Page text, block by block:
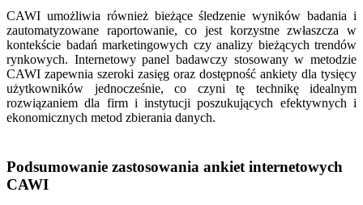
CAWI umożliwia również bieżące śledzenie wyników badania i
zautomatyzowane raportowanie, co jest korzystne zwłaszcza w
kontekście badań marketingowych czy analizy bieżących trendów
rynkowych. Internetowy panel badawczy stosowany w metodzie
CAWI zapewnia szeroki zasięg oraz dostępność ankiety dla tysięcy
użytkowników jednocześnie, co czyni tę technikę idealnym
rozwiązaniem dla firm i instytucji poszukujących efektywnych i
ekonomicznych metod zbierania danych.
Podsumowanie zastosowania ankiet internetowych
CAWI